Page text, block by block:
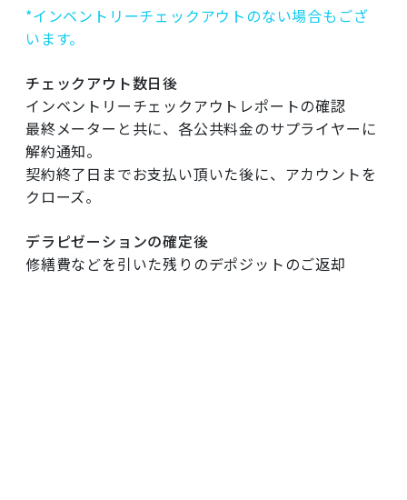
*インベントリーチェックアウトのない場合もござ
います。
チェックアウト数日後
インベントリーチェックアウトレポートの確認
最終メーターと共に、各公共料金のサプライヤーに
解約通知。
契約終了日までお支払い頂いた後に、アカウントを
クローズ。
デラピゼーションの確定後
修繕費などを引いた残りのデポジットのご返却